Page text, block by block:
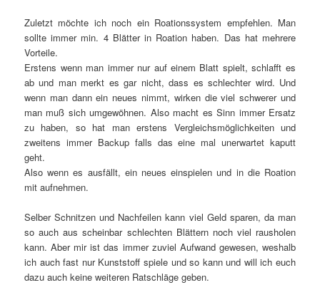
Zuletzt möchte ich noch ein Roationssystem empfehlen. Man
sollte immer min. 4 Blätter in Roation haben. Das hat mehrere
Vorteile.
Erstens wenn man immer nur auf einem Blatt spielt, schlafft es
ab und man merkt es gar nicht, dass es schlechter wird. Und
wenn man dann ein neues nimmt, wirken die viel schwerer und
man muß sich umgewöhnen. Also macht es Sinn immer Ersatz
zu haben, so hat man erstens Vergleichsmöglichkeiten und
zweitens immer Backup falls das eine mal unerwartet kaputt
geht.
Also wenn es ausfällt, ein neues einspielen und in die Roation
mit aufnehmen.
Selber Schnitzen und Nachfeilen kann viel Geld sparen, da man
so auch aus scheinbar schlechten Blättern noch viel rausholen
kann. Aber mir ist das immer zuviel Aufwand gewesen, weshalb
ich auch fast nur Kunststoff spiele und so kann und will ich euch
dazu auch keine weiteren Ratschläge geben.